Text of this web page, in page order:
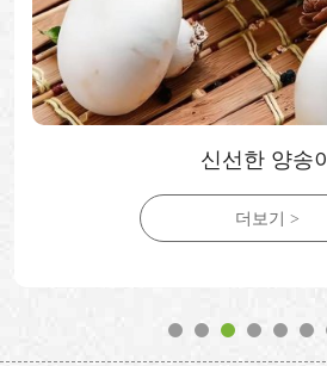
신선한 양송이
더보기 >